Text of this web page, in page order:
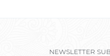
NEWSLETTER